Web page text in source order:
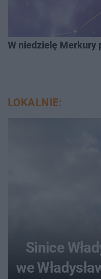
W niedzielę Merkury
LOKALNIE:
Sinice
we